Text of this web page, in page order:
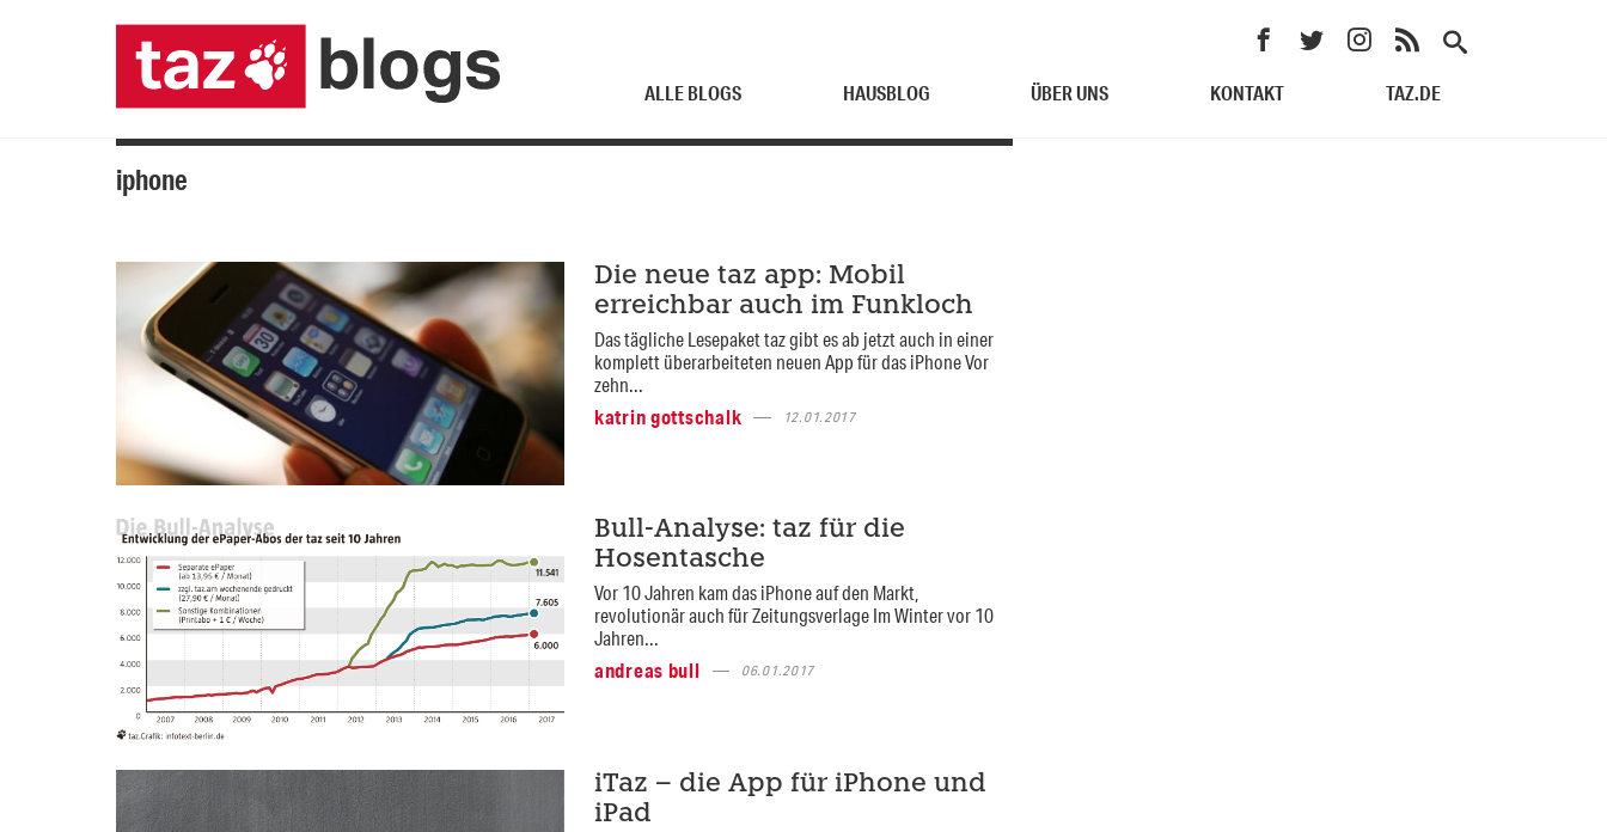
ALLE BLOGS HAUSBLOG ÜBER UNS KONTAKT TAZ.DE
iphone
Die neue taz app: Mobil
erreichbar auch im Funkloch
Das tägliche Lesepaket taz gibt es ab jetzt auch in einer
komplett überarbeiteten neuen App für das iPhone Vor
zehn...
katrin gottschalk
12.01.2017
Bull-Analyse: taz für die
Hosentasche
Vor 10 Jahren kam das iPhone auf den Markt,
revolutionär auch für Zeitungsverlage Im Winter vor 10
Jahren...
andreas bull
06.01.2017
iTaz – die App für iPhone und
iPad